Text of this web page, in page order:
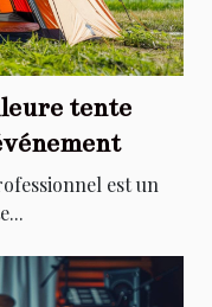
tente
est un